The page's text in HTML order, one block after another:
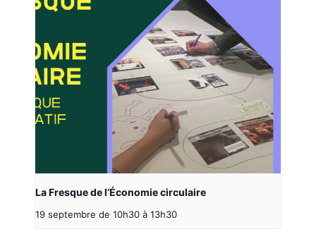
La Fresque de l’Économie circulaire
19 septembre de 10h30 à 13h30